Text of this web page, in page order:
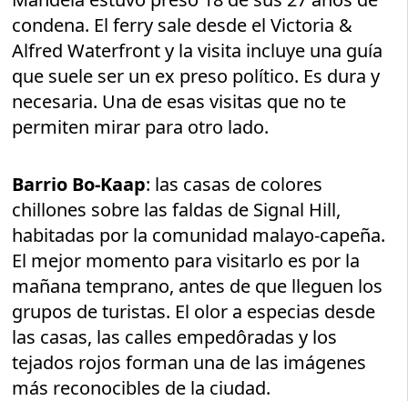
condena. El ferry sale desde el Victoria &
Alfred Waterfront y la visita incluye una guía
que suele ser un ex preso político. Es dura y
necesaria. Una de esas visitas que no te
permiten mirar para otro lado.
Barrio Bo-Kaap: las casas de colores
chillones sobre las faldas de Signal Hill,
habitadas por la comunidad malayo-capeña.
El mejor momento para visitarlo es por la
mañana temprano, antes de que lleguen los
grupos de turistas. El olor a especias desde
las casas, las calles empedôradas y los
tejados rojos forman una de las imágenes
más reconocibles de la ciudad.